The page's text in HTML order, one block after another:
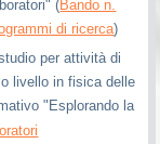
(Bando n.
di ricerca)
per attività di
livello in fisica delle
"Esplorando la